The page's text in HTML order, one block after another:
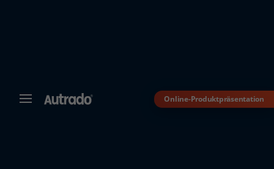
Online-Produktpräsentation
MENÜ